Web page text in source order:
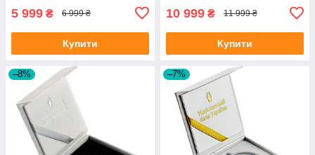
5 999 ₴ 6 999 ₴
Купити
10 999 ₴ 11 999 ₴
Купити
–8% –7%